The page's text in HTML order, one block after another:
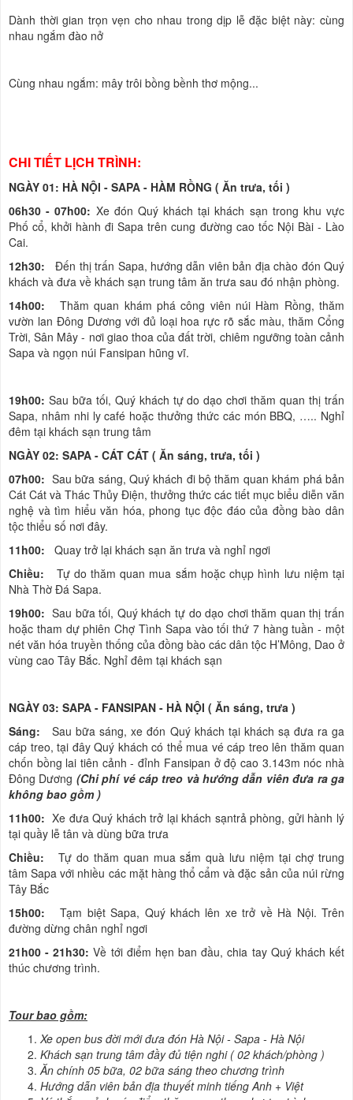
Dành thời gian trọn vẹn cho nhau trong dịp lễ đặc biệt này: cùng
nhau ngắm đào nở
Cùng nhau ngắm: mây trôi bồng bềnh thơ mộng...
CHI TIẾT LỊCH TRÌNH:
NGÀY 01: HÀ NỘI - SAPA - HÀM RỒNG ( Ăn trưa, tối )
06h30 - 07h00: Xe đón Quý khách tại khách sạn trong khu vực
Phố cổ, khởi hành đi Sapa trên cung đường cao tốc Nội Bài - Lào
Cai.
12h30:Đến thị trấn Sapa, hướng dẫn viên bản địa chào đón Quý
khách và đưa về khách sạn trung tâm ăn trưa sau đó nhận phòng.
14h00: Thăm quan khám phá công viên núi Hàm Rồng, thăm
vườn lan Đông Dương với đủ loại hoa rực rõ sắc màu, thăm Cổng
Trời, Sân Mây - nơi giao thoa của đất trời, chiêm ngưỡng toàn cảnh
Sapa và ngọn núi Fansipan hũng vĩ.
19h00: Sau bữa tối, Quý khách tự do dạo chơi thăm quan thị trấn
Sapa, nhâm nhi ly café hoặc thưởng thức các món BBQ, ….. Nghỉ
đêm tại khách sạn trung tâm
NGÀY 02: SAPA - CÁT CÁT ( Ăn sáng, trưa, tối )
07h00: Sau bữa sáng, Quý khách đi bộ thăm quan khám phá bản
Cát Cát và Thác Thủy Điện, thưởng thức các tiết mục biểu diễn văn
nghệ và tìm hiểu văn hóa, phong tục độc đáo của đồng bào dân
tộc thiểu số nơi đây.
11h00: Quay trở lại khách sạn ăn trưa và nghỉ ngơi
Chiều: Tự do thăm quan mua sắm hoặc chụp hình lưu niệm tại
Nhà Thờ Đá Sapa.
19h00: Sau bữa tối, Quý khách tự do dạo chơi thăm quan thị trấn
hoặc tham dự phiên Chợ Tình Sapa vào tối thứ 7 hàng tuần - một
nét văn hóa truyền thống của đồng bào các dân tộc H’Mông, Dao ở
vùng cao Tây Bắc. Nghỉ đêm tại khách sạn
NGÀY 03: SAPA - FANSIPAN - HÀ NỘI ( Ăn sáng, trưa )
Sáng: Sau bữa sáng, xe đón Quý khách tại khách sạ đưa ra ga
cáp treo, tại đây Quý khách có thể mua vé cáp treo lên thăm quan
chốn bồng lai tiên cảnh - đỉnh Fansipan ở độ cao 3.143m nóc nhà
Đông Dương (Chi phí vé cáp treo và hướng dẫn viên đưa ra ga
không bao gồm )
11h00: Xe đưa Quý khách trở lại khách sạntrả phòng, gửi hành lý
tại quầy lễ tân và dùng bữa trưa
Chiều: Tự do thăm quan mua sắm quà lưu niệm tại chợ trung
tâm Sapa với nhiều các mặt hàng thổ cẩm và đặc sản của núi rừng
Tây Bắc
15h00: Tạm biệt Sapa, Quý khách lên xe trở về Hà Nội. Trên
đường dừng chân nghỉ ngơi
21h00 - 21h30: Về tới điểm hẹn ban đầu, chia tay Quý khách kết
thúc chương trình.
Tour bao gồm:
Xe open bus đời mới đưa đón Hà Nội - Sapa - Hà Nội
Khách sạn trung tâm đầy đủ tiện nghi ( 02 khách/phòng )
Ăn chính 05 bữa, 02 bữa sáng theo chương trình
Hướng dẫn viên bản địa thuyết minh tiếng Anh + Việt